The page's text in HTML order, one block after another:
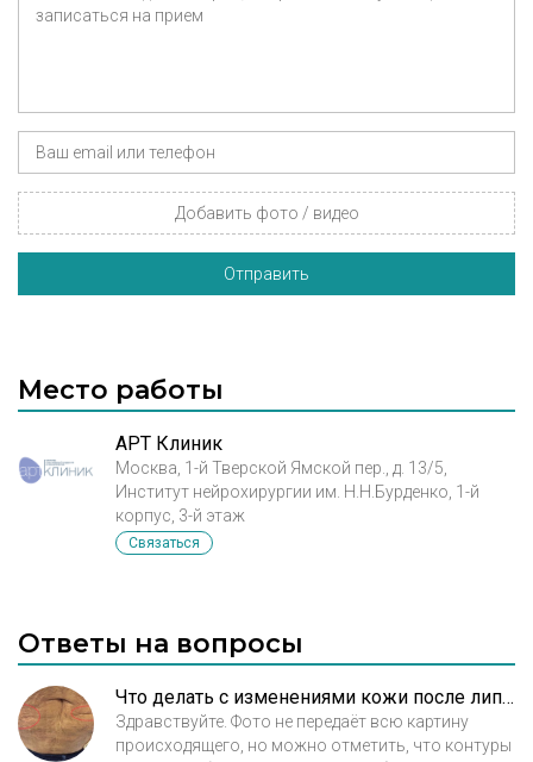
Добавить фото / видео
Отправить
Место работы
АРТ Клиник
Москва, 1-й Тверской Ямской пер., д. 13/5,
Институт нейрохирургии им. Н.Н.Бурденко, 1-й
корпус, 3-й этаж
Связаться
Ответы на вопросы
Что делать с изменениями кожи после липосакции?
Здравствуйте. Фото не передаёт всю картину
происходящего, но можно отметить, что контуры